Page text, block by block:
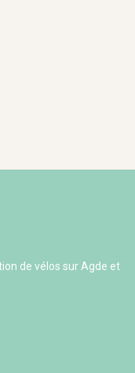
de vélos sur Agde et